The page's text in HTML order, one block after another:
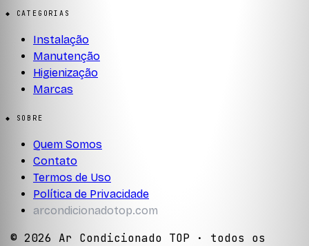
◆ CATEGORIAS
Instalação
Manutenção
Higienização
Marcas
◆ SOBRE
Quem Somos
Contato
Termos de Uso
Política de Privacidade
arcondicionadotop.com
© 2026 Ar Condicionado TOP · todos os